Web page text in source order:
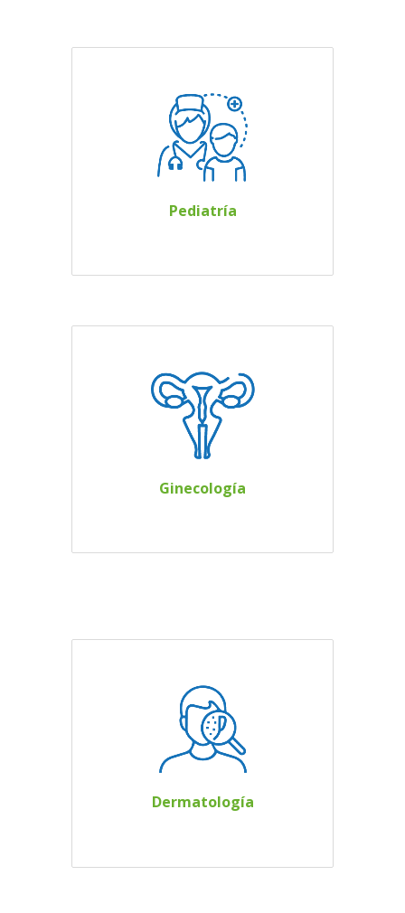
Pediatría
Prevenir, diagnosticar
y dar tratamiento a
las enfermedades y
demás padecimientos
de los niños
Ginecología
Atendemos las
necesidades de salud
integral de la mujer a
lo largo de su vida.
Dermatología
dermatólogos brindan
atención
personalizada con
diagnósticos y
tratamientos a
enfermedades que